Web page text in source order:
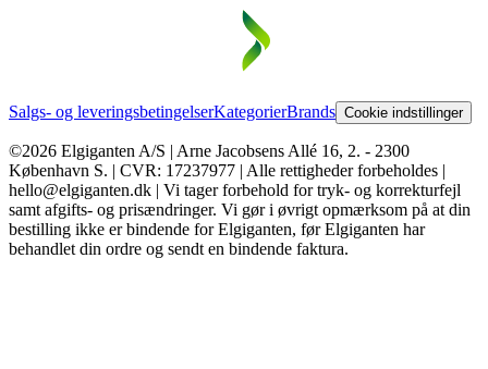
Salgs- og leveringsbetingelserKategorierBrands Cookie indstillinger
©2026 Elgiganten A/S | Arne Jacobsens Allé 16, 2. - 2300
København S. | CVR: 17237977 | Alle rettigheder forbeholdes |
hello@elgiganten.dk | Vi tager forbehold for tryk- og korrekturfejl
samt afgifts- og prisændringer. Vi gør i øvrigt opmærksom på at din
bestilling ikke er bindende for Elgiganten, før Elgiganten har
behandlet din ordre og sendt en bindende faktura.